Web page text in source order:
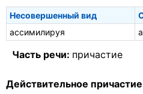
Несовершенный вид
ассимилируя
Часть речи: причастие
Действительное